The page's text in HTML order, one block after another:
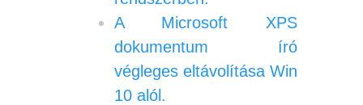
A Microsoft XPS
dokumentum író
végleges eltávolítása Win
10 alól.